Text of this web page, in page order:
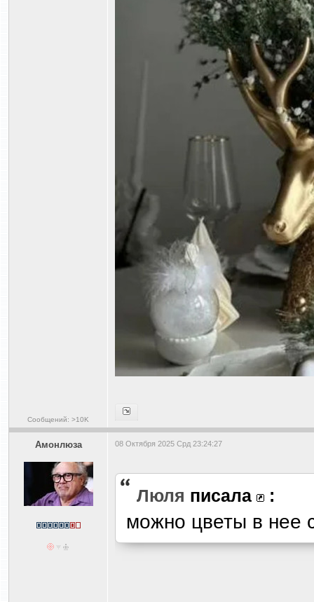
Сообщений: >10K
Амонлюза 08 Октября 2025 Срд 23:24:27
Люля писала :
можно цветы в нее